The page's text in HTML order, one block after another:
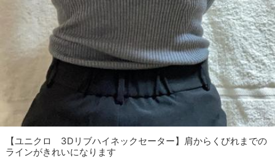
【ユニクロ 3Dリブハイネックセーター】肩からくびれまでの
ラインがきれいになります